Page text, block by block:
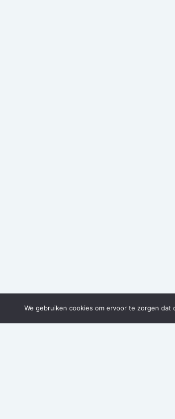
We gebruiken cookies om ervoor te zorgen